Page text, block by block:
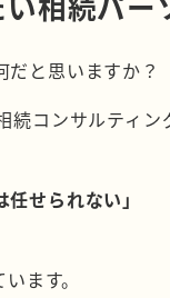
と思いますか？
コンサルティン
せられない」
ます。